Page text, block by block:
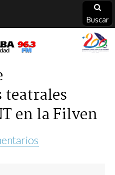
Buscar
teatrales
en la Filven